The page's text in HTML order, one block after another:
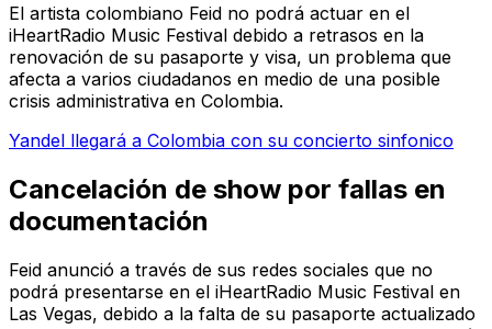
El artista colombiano Feid no podrá actuar en el
iHeartRadio Music Festival debido a retrasos en la
renovación de su pasaporte y visa, un problema que
afecta a varios ciudadanos en medio de una posible
crisis administrativa en Colombia.
Yandel llegará a Colombia con su concierto sinfonico
Cancelación de show por fallas en
documentación
Feid anunció a través de sus redes sociales que no
podrá presentarse en el iHeartRadio Music Festival en
Las Vegas, debido a la falta de su pasaporte actualizado